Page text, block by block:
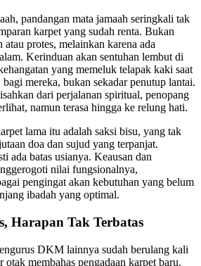
pandangan mata jamaah seringkali tak
karpet yang sudah renta. Bukan
atau protes, melainkan karena ada
Kerinduan akan sentuhan lembut di
yang memeluk telapak kaki saat
mereka, bukan sekadar penutup lantai.
dari perjalanan spiritual, penopang
namun terasa hingga ke relung hati.
lama itu adalah saksi bisu, yang tak
doa dan sujud yang terpanjat.
ada batas usianya. Keausan dan
nilai fungsionalnya,
pengingat akan kebutuhan yang belum
ibadah yang optimal.
Harapan Tak Terbatas
DKM lainnya sudah berulang kali
otak membahas pengadaan karpet baru.